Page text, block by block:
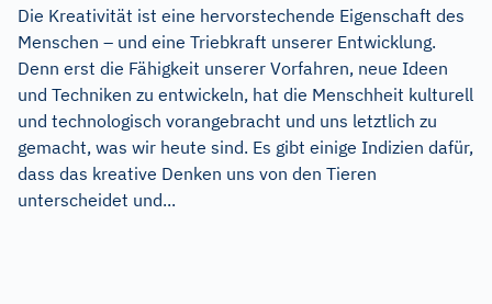
Die Kreativität ist eine hervorstechende Eigenschaft des
Menschen – und eine Triebkraft unserer Entwicklung.
Denn erst die Fähigkeit unserer Vorfahren, neue Ideen
und Techniken zu entwickeln, hat die Menschheit kulturell
und technologisch vorangebracht und uns letztlich zu
gemacht, was wir heute sind. Es gibt einige Indizien dafür,
dass das kreative Denken uns von den Tieren
unterscheidet und...